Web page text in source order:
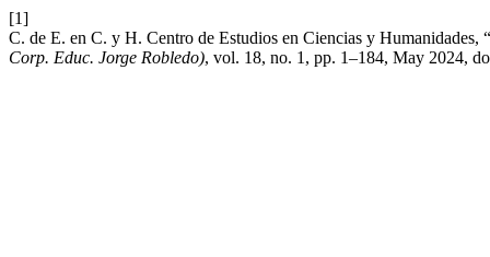
[1]
C. de E. en C. y H. Centro de Estudios en Ciencias y
Corp. Educ. Jorge Robledo), vol. 18, no. 1, pp. 1–184, May 2024,